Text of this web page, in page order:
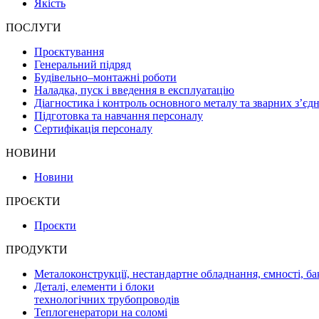
Якість
ПОСЛУГИ
Проєктування
Генеральний підряд
Будівельно–монтажні роботи
Наладка, пуск і введення в експлуатацію
Діагностика і контроль основного металу та зварних
Підготовка та навчання персоналу
Сертифікація персоналу
НОВИНИ
Новини
ПРОЄКТИ
Проєкти
ПРОДУКТИ
Металоконструкції, нестандартне обладнання, ємності,
Деталі, елементи і блоки
технологічних трубопроводів
Теплогенератори на соломі